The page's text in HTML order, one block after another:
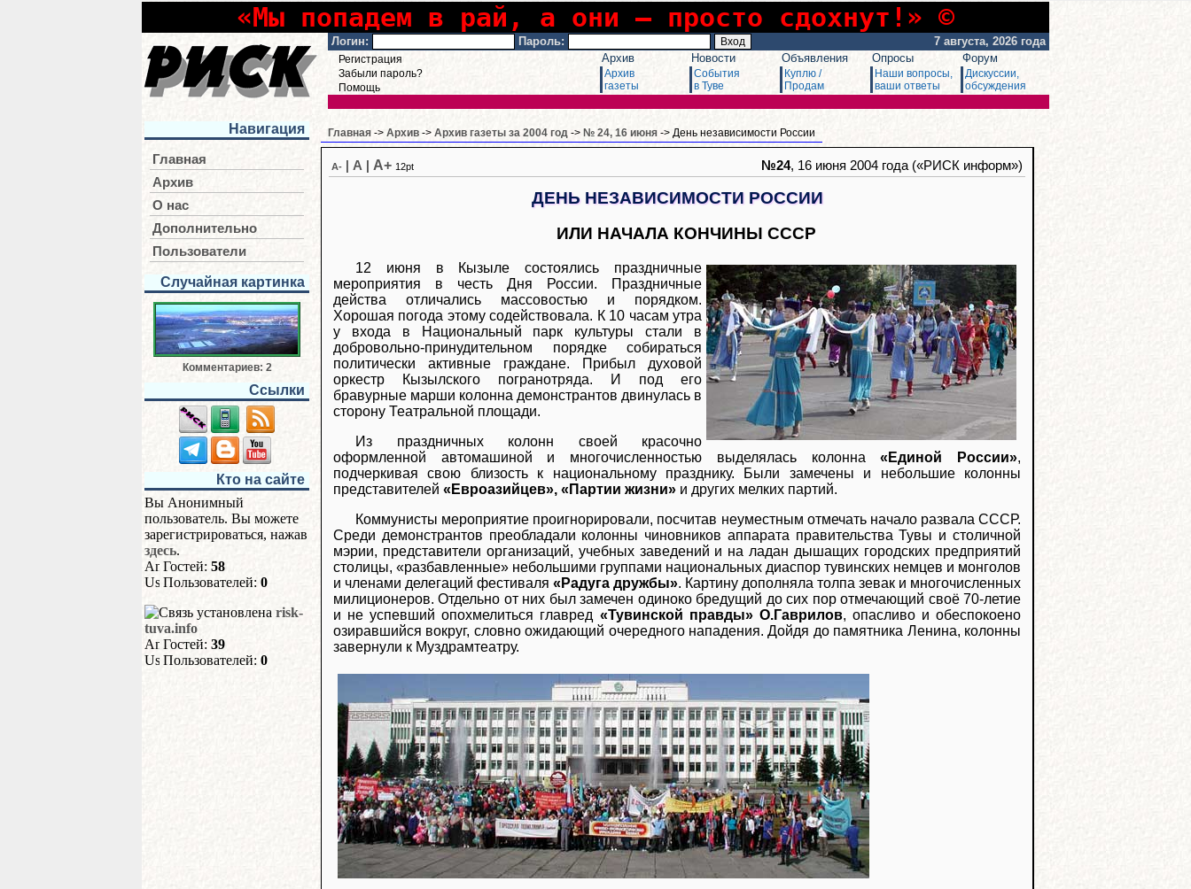
«Мы попадем в рай, а они – просто сдохнут!» ©
Логин: Пароль: 7 августа, 2026 года
Регистрация
Забыли пароль?
Помощь
Архив
Архив
газеты
Новости
События
в Туве
Объявления
Куплю /
Продам
Опросы
Наши вопросы,
ваши ответы
Форум
Дискуссии,
обсуждения
Навигация
Главная
Архив
О нас
Дополнительно
Пользователи
Случайная картинка
Комментариев: 2
Ссылки
Кто на сайте
Вы Анонимный
пользователь. Вы можете
зарегистрироваться, нажав
здесь.
Гостей: 58
Пользователей: 0
risk-
tuva.info
Гостей: 39
Пользователей: 0
Главная -> Архив -> Архив газеты за 2004 год -> № 24, 16 июня -> День независимости России
A- A A+ 12pt №24, 16 июня 2004 года («РИСК информ»)
ДЕНЬ НЕЗАВИСИМОСТИ РОССИИ
ИЛИ НАЧАЛА КОНЧИНЫ СССР
12 июня в Кызыле состоялись праздничные
мероприятия в честь Дня России. Праздничные
действа отличались массовостью и порядком.
Хорошая погода этому содействовала. К 10 часам утра
у входа в Национальный парк культуры стали в
добровольно-принудительном порядке собираться
политически активные граждане. Прибыл духовой
оркестр Кызылского погранотряда. И под его
бравурные марши колонна демонстрантов двинулась в
сторону Театральной площади.
Из праздничных колонн своей красочно
оформленной автомашиной и многочисленностью выделялась колонна«Единой России»,
подчеркивая свою близость к национальному празднику. Были замечены и небольшие колонны
представителей «Евроазийцев», «Партии жизни» и других мелких партий.
Коммунисты мероприятие проигнорировали, посчитав неуместным отмечать начало развала СССР.
Среди демонстрантов преобладали колонны чиновников аппарата правительства Тувы и столичной
мэрии, представители организаций, учебных заведений и на ладан дышащих городских предприятий
столицы, «разбавленные» небольшими группами национальных диаспор тувинских немцев и монголов
и членами делегаций фестиваля «Радуга дружбы». Картину дополняла толпа зевак и многочисленных
милиционеров. Отдельно от них был замечен одиноко бредущий до сих пор отмечающий своё 70-летие
и не успевший опохмелиться главред «Тувинской правды» О.Гаврилов, опасливо и обеспокоено
озиравшийся вокруг, словно ожидающий очередного нападения. Дойдя до памятника Ленина, колонны
завернули к Муздрамтеатру.